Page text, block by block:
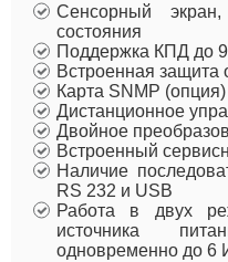
Сенсорный экран,
состояния
Поддержка КПД до
Встроенная защита
Карта SNMP (опция)
Дистанционное
Двойное
Встроенный
Наличие
RS 232 и USB
Работа в двух
источника
одновременно до 6